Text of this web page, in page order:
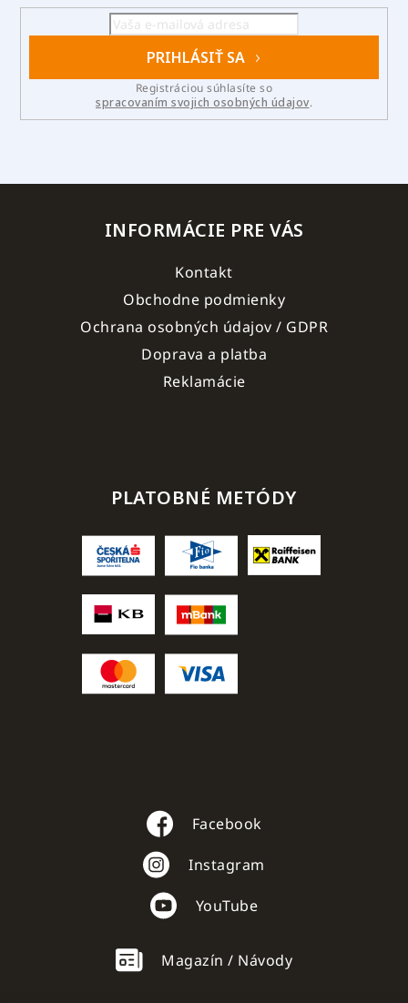
PRIHLÁSIŤ SA
spracovaním svojich osobných údajov.
INFORMÁCIE PRE VÁS
Kontakt
Obchodne podmienky
Ochrana osobných údajov / GDPR
Doprava a platba
Reklamácie
PLATOBNÉ METÓDY
Facebook
Instagram
YouTube
Magazín / Návody